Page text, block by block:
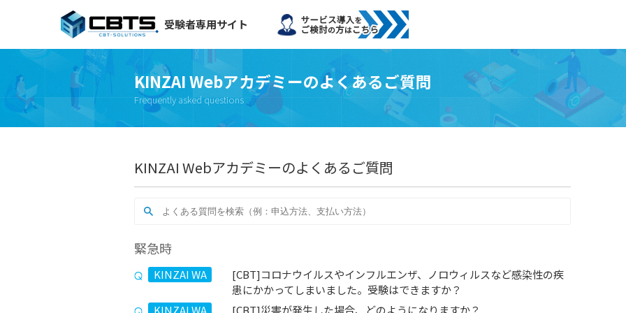
受験者専用サイト
KINZAI Webアカデミーのよくあるご質問
Frequently asked questions
KINZAI Webアカデミーのよくあるご質問
緊急時
KINZAI WA
[CBT]コロナウイルスやインフルエンザ、ノロウィルスなど感染性の疾
患にかかってしまいました。受験はできますか？
KINZAI WA
[CBT]災害が発生した場合、どのようになりますか？